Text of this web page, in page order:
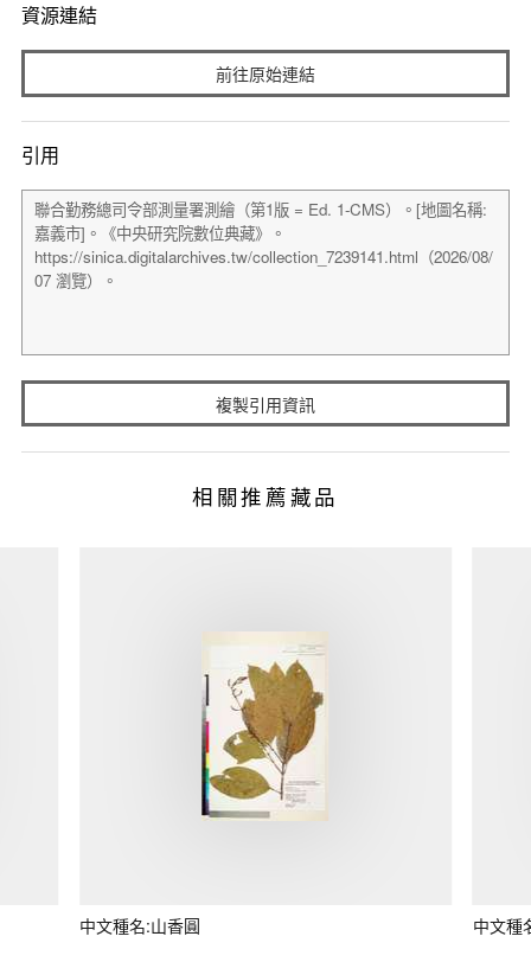
資源連結
前往原始連結
引用
複製引用資訊
相關推薦藏品
中文種名:山香圓 中文種